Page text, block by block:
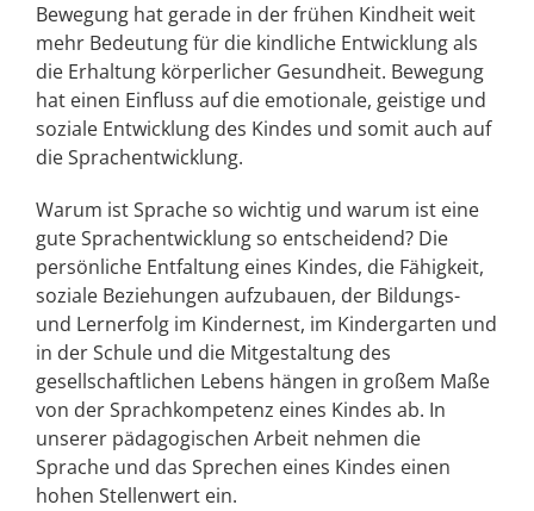
Bewegung hat gerade in der frühen Kindheit weit
mehr Bedeutung für die kindliche Entwicklung als
die Erhaltung körperlicher Gesundheit. Bewegung
hat einen Einfluss auf die emotionale, geistige und
soziale Entwicklung des Kindes und somit auch auf
die Sprachentwicklung.
Warum ist Sprache so wichtig und warum ist eine
gute Sprachentwicklung so entscheidend? Die
persönliche Entfaltung eines Kindes, die Fähigkeit,
soziale Beziehungen aufzubauen, der Bildungs-
und Lernerfolg im Kindernest, im Kindergarten und
in der Schule und die Mitgestaltung des
gesellschaftlichen Lebens hängen in großem Maße
von der Sprachkompetenz eines Kindes ab. In
unserer pädagogischen Arbeit nehmen die
Sprache und das Sprechen eines Kindes einen
hohen Stellenwert ein.